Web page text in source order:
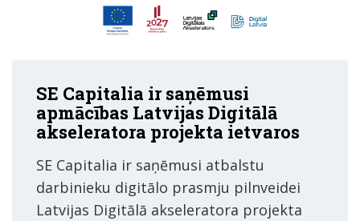
SE Capitalia ir saņēmusi
apmācības Latvijas Digitālā
akseleratora projekta ietvaros
SE Capitalia ir saņēmusi atbalstu
darbinieku digitālo prasmju pilnveidei
Latvijas Digitālā akseleratora projekta